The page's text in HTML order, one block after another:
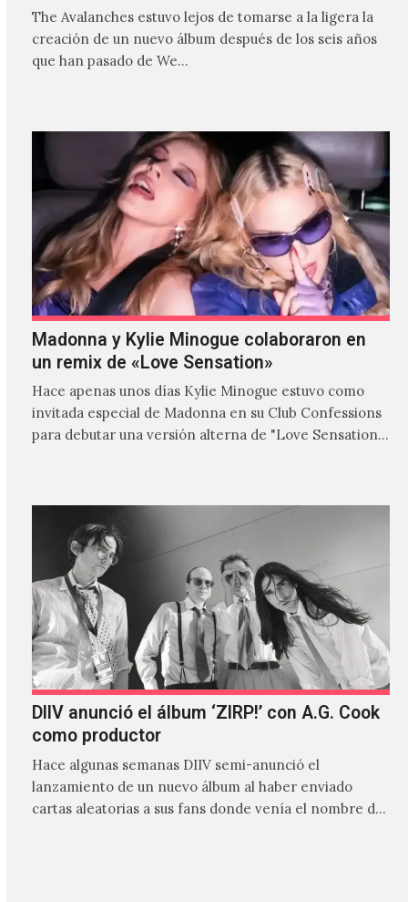
The Avalanches estuvo lejos de tomarse a la ligera la
creación de un nuevo álbum después de los seis años
que han pasado de We…
Madonna y Kylie Minogue colaboraron en
un remix de «Love Sensation»
Hace apenas unos días Kylie Minogue estuvo como
invitada especial de Madonna en su Club Confessions
para debutar una versión alterna de "Love Sensation",
DIIV anunció el álbum ‘ZIRP!’ con A.G. Cook
como productor
Hace algunas semanas DIIV semi-anunció el
lanzamiento de un nuevo álbum al haber enviado
cartas aleatorias a sus fans donde venía el nombre de